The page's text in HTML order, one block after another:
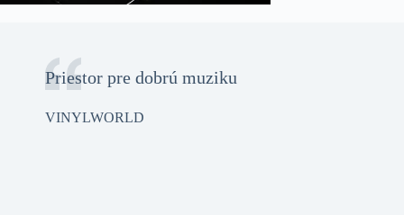
Priestor pre dobrú muziku
VINYLWORLD